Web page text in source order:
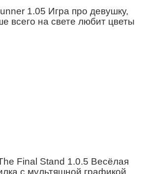
1.05 Игра про девушку,
всего на свете любит цветы
Final Stand 1.0.5 Весёлая
с мультяшной графикой